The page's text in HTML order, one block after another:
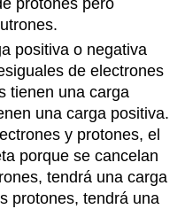
positiva o negativa
de electrones
tienen una carga
una carga positiva.
y protones, el
porque se cancelan
tendrá una carga
protones, tendrá una